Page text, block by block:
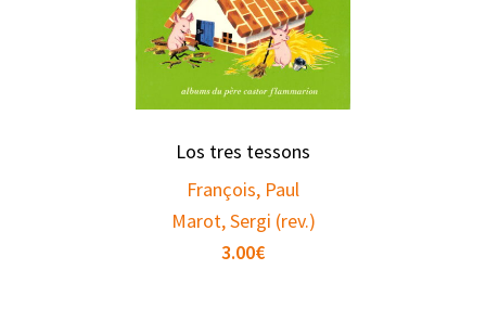
Los tres tessons
François, Paul
Marot, Sergi (rev.)
3.00€